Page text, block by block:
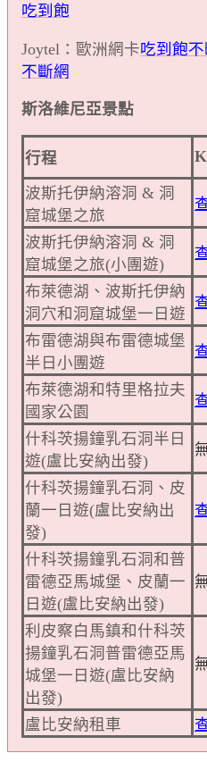
吃到飽
Joytel：歐洲網卡吃到飽不
不斷網
斯洛維尼亞景點
行程
波斯托伊納溶洞 & 洞
窟城堡之旅
波斯托伊納溶洞 & 洞
窟城堡之旅(小團遊)
布萊德湖、波斯托伊納
洞穴和洞窟城堡一日遊
布雷德湖與布雷德城堡
半日小團遊
布萊德湖和特里格拉夫
國家公園
什科茨揚鐘乳石洞半日
遊(盧比安納出發)
什科茨揚鐘乳石洞、皮
蘭一日遊(盧比安納出
發)
什科茨揚鐘乳石洞和普
雷德亞馬城堡、皮蘭一
日遊(盧比安納出發)
利皮察白馬鎮和什科茨
揚鐘乳石洞普雷德亞馬
城堡一日遊(盧比安納
出發)
盧比安納租車